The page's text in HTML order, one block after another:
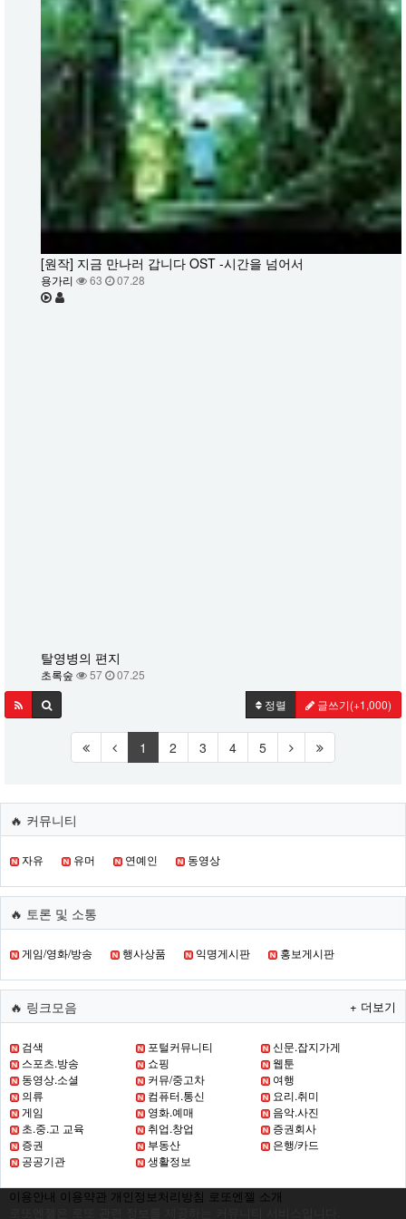
[원작] 지금 만나러 갑니다 OST -시간을 넘어서
용가리 63 07.28
탈영병의 편지
초록숲 57
07.25
정렬
글쓰기(+1,000)
1 2 3 4 5
🔥 커뮤니티
자유 유머 연예인 동영상
🔥 토론 및 소통
게임/영화/방송 행사상품 익명게시판 홍보게시판
🔥 링크모음 + 더보기
검색 포털커뮤니티
신문.잡지가게
스포츠.방송
쇼핑
웹툰
동영상.소셜
커뮤/중고차
여행
의류
컴퓨터.통신
요리.취미
게임
영화.예매
음악.사진
초.중.고 교육
취업.창업
증권회사
증권
부동산
은행/카드
공공기관
생활정보
이용안내 이용약관 개인정보처리방침 로또엔젤 소개